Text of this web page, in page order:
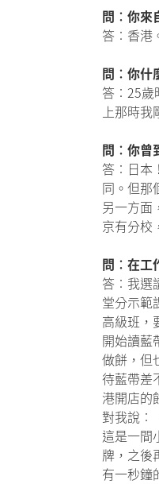
問︰你來
答︰香港
問︰你什
答︰25
上那時
問︰你曾
答︰日本
同。但那
另一方面
京有分校
問︰在工
答︰我選
堂分示範
高級班，
開始讀藍
做餅，但
待藍帶差
港開店的
對我說︰
這是一間
牌，之後
有一秒鐘